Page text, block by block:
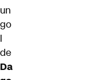
un
go
l
de
Da